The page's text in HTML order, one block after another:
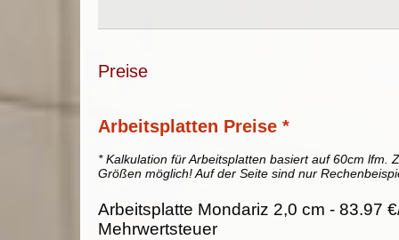
Preise
Arbeitsplatten Preise *
* Kalkulation für Arbeitsplatten basiert auf 60cm lfm.
Größen möglich! Auf der Seite sind nur
Arbeitsplatte Mondariz 2,0 cm - 83.97
Mehrwertsteuer